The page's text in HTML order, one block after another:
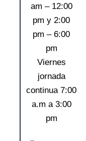
am – 12:00
pm y 2:00
pm – 6:00
pm
Viernes
jornada
continua 7:00
a.m a 3:00
pm